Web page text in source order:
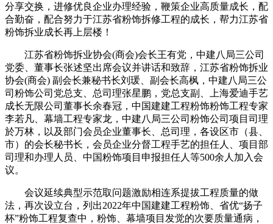
分享交换，进修优良企业办理经验，鞭策企业高质量成长，配
合勤奋，配合努力于江苏省粉饰拆修工程的成长，帮力江苏省
粉饰拆业成长再上层楼！
江苏省粉饰拆业协会(商会)会长王有党，中建八局三公司
党委、董事长张述坚出席会议并讲话和致辞，江苏省粉饰拆业
协会(商会) 副会长兼秘书长刘瑗、副会长高枫，中建八局三公
司粉饰公司党总支、总司理张星鹏，党总支副、上海爱迪手艺
成长无限公司董事长余春冠，中国建建工程粉饰粉饰工程专家
李若凡、幕墙工程专家龙，中建八局三公司粉饰公司项目司理
於万林，以及部门会员企业董事长、总司理，各设区市（县、
市）的会长秘书长，会员企业分督工程手艺的担任人、项目部
司理和办理人员、中国粉饰项目申报担任人等500余人加入会
议。
会议延续典型示范取问题激励相连系提拔工程质量的做
法，再次设立台，列出2022年中国建建工程粉饰、省优“扬子
杯”粉饰工程复查中，粉饰、幕墙项目发觉的次要质量通病，